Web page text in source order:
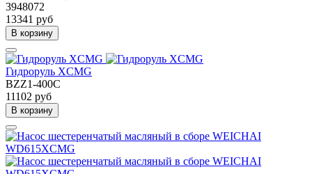
3948072
13341 руб
В корзину
Гидроруль XCMG
BZZ1-400C
11102 руб
В корзину